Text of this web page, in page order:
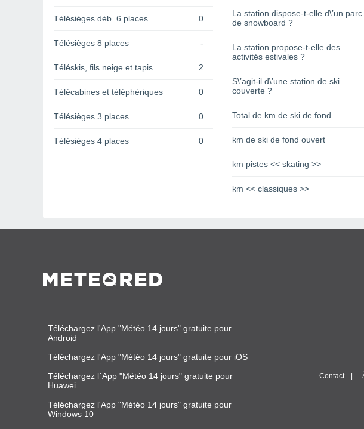
Télésièges déb. 6 places 0
Télésièges 8 places -
Téléskis, fils neige et tapis 2
Télécabines et téléphériques 0
Télésièges 3 places 0
Télésièges 4 places 0
La station dispose-t-elle d\’un parc
de snowboard ?
La station propose-t-elle des
activités estivales ?
S\’agit-il d\’une station de ski
couverte ?
Total de km de ski de fond
km de ski de fond ouvert
km pistes << skating >>
km << classiques >>
Téléchargez l'App "Météo 14 jours" gratuite pour
Android
Téléchargez l'App "Météo 14 jours" gratuite pour iOS
Téléchargez l´App "Météo 14 jours" gratuite pour
Huawei
Téléchargez l'App "Météo 14 jours" gratuite pour
Windows 10
Contact